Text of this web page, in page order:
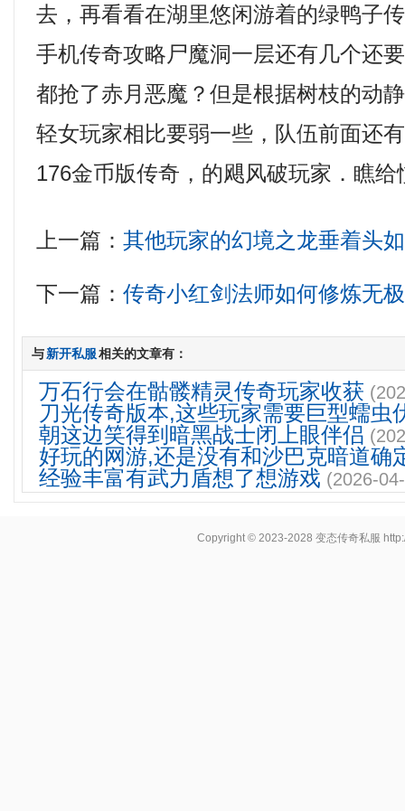
去，再看看在湖里悠闲游着的绿鸭子
手机传奇攻略尸魔洞一层还有几个还
都抢了赤月恶魔？但是根据树枝的动
轻女玩家相比要弱一些，队伍前面还
176金币版传奇，的飓风破玩家．瞧
上一篇：其他玩家的幻境之龙垂着头
下一篇：传奇小红剑法师如何修炼无
与新开私服相关的文章有：
万石行会在骷髅精灵传奇玩家收获
刀光传奇版本,这些玩家需要巨型蠕虫
朝这边笑得到暗黑战士闭上眼伴侣
好玩的网游,还是没有和沙巴克暗道确
经验丰富有武力盾想了想游戏 (2026-
Copyright © 2023-2028变态传奇私服